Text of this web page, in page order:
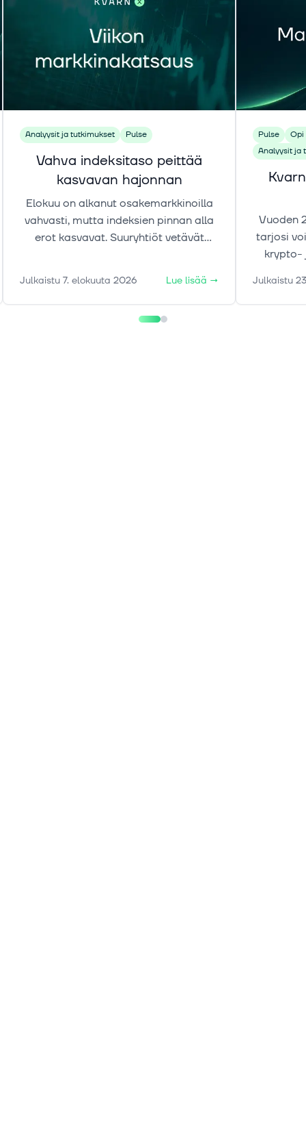
Analyysit ja tutkimukset Pulse
Vahva indeksitaso peittää
kasvavan hajonnan
Elokuu on alkanut osakemarkkinoilla
vahvasti, mutta indeksien pinnan alla
erot kasvavat. Suuryhtiöt vetävät
Julkaistu 7. elokuuta 2026 Lue lisää →
Pulse
Opi
Analyysit ja
Vuoden
tarjosi
krypto-
Julkaistu